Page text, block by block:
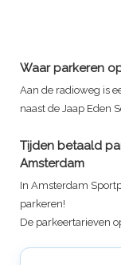
Waar parkeren
Aan de radioweg is
naast de Jaap Eden
Tijden betaald
Amsterdam
In Amsterdam
parkeren!
De parkeertarieven